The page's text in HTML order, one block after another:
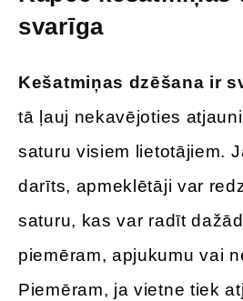
svarīga
Kešatmiņas dzēšana ir
tā ļauj nekavējoties
saturu visiem lietotājiem.
darīts, apmeklētāji var
saturu, kas var radīt
piemēram, apjukumu vai
Piemēram, ja vietne tiek